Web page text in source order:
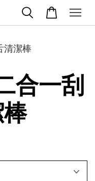
清潔棒
合一刮